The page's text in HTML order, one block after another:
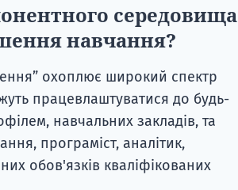
середовища
навчання?
охоплює широкий спектр
працевлаштуватися до будь-
навчальних закладів, та
програміст, аналітик,
обов'язків кваліфікованих